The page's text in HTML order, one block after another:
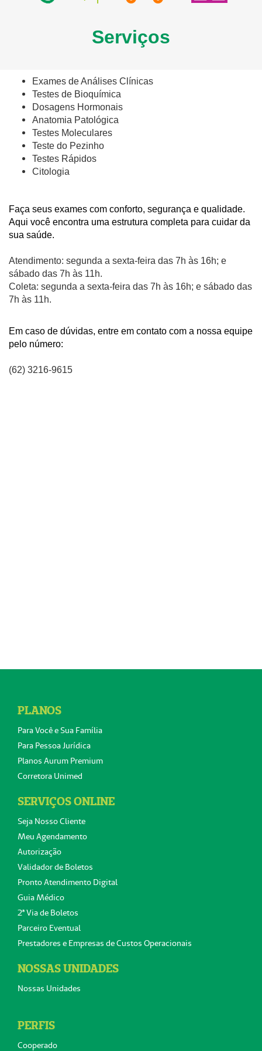
Serviços
Exames de Análises Clínicas
Testes de Bioquímica
Dosagens Hormonais
Anatomia Patológica
Testes Moleculares
Teste do Pezinho
Testes Rápidos
Citologia
Faça seus exames com conforto, segurança e qualidade.
Aqui você encontra uma estrutura completa para cuidar da
sua saúde.
Atendimento: segunda a sexta-feira das 7h às 16h; e
sábado das 7h às 11h.
Coleta: segunda a sexta-feira das 7h às 16h; e sábado das
7h às 11h.
Em caso de dúvidas, entre em contato com a nossa equipe
pelo número:
(62) 3216-9615
PLANOS
Para Você e Sua Família
Para Pessoa Jurídica
Planos Aurum Premium
Corretora Unimed
SERVIÇOS ONLINE
Seja Nosso Cliente
Meu Agendamento
Autorização
Validador de Boletos
Pronto Atendimento Digital
Guia Médico
2ª Via de Boletos
Parceiro Eventual
Prestadores e Empresas de Custos Operacionais
NOSSAS UNIDADES
Nossas Unidades
PERFIS
Cooperado